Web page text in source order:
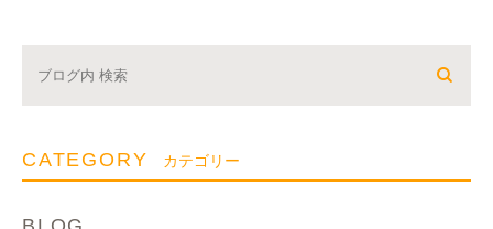
CATEGORY カテゴリー